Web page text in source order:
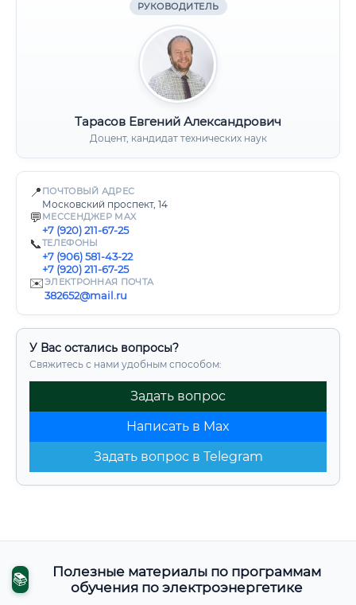
РУКОВОДИТЕЛЬ
Тарасов Евгений Александрович
Доцент, кандидат технических наук
📍 ПОЧТОВЫЙ АДРЕС
Московский проспект, 14
💬 МЕССЕНДЖЕР MAX
+7 (920) 211-67-25
📞ТЕЛЕФОНЫ
+7 (906) 581-43-22
+7 (920) 211-67-25
✉️ЭЛЕКТРОННАЯ ПОЧТА
382652@mail.ru
У Вас остались вопросы?
Свяжитесь с нами удобным способом:
Задать вопрос
Написать в Max
Задать вопрос в Telegram
📚
Полезные материалы по программам
обучения по электроэнергетике